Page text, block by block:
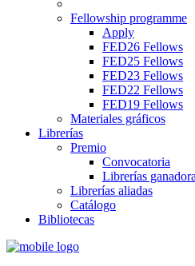
Fellowship programme
Apply
FED26 Fellows
FED25 Fellows
FED23 Fellows
FED22 Fellows
FED19 Fellows
Materiales gráficos
Librerías
Premio
Convocatoria
Librerías
Librerías aliadas
Catálogo
Bibliotecas